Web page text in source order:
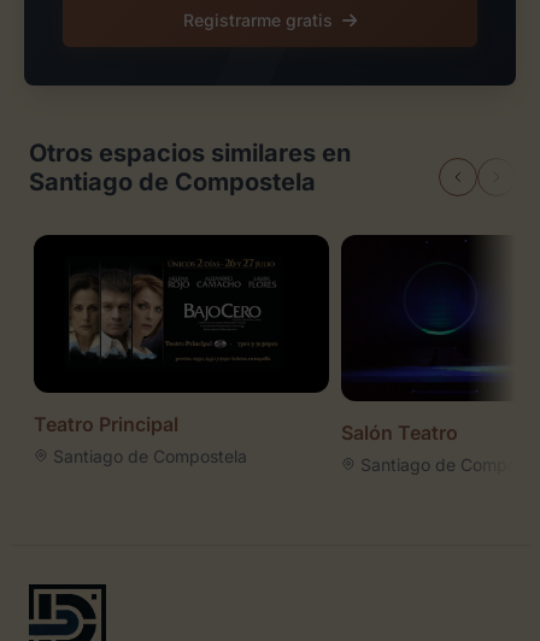
Registrarme gratis
Otros espacios similares en
Santiago de Compostela
Teatro Principal
Santiago de Compostela
Salón Teatro
Santiago de